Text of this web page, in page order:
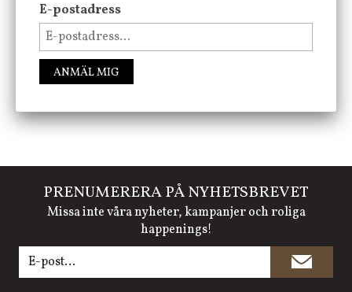
FÖLJ OSS PÅ INSTAGRAM @JBHOME
PRENUMERERA PÅ NYHETSBREVET
Missa inte våra nyheter, kampanjer och roliga
happenings!
E-postadress
ANMÄL MIG